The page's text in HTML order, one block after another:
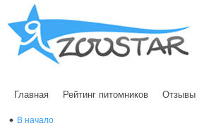
Главная Рейтинг питомников Отзывы
В начало